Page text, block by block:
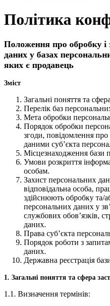
Політика
Положення про обробку і
даних у базах
яких є продавець
Зміст
Загальні поняття та
Перелік баз
Мета обробки
Порядок обробки
згоди, повідомлення про
даними суб’єкта
Місцезнаходження бази
Умови розкриття
особам.
Захист персональних
відповідальна особа,
здійснюють обробку та/
персональних даних у
службових обов’язків,
даних.
Права суб’єкта
Порядок роботи з
даних.
Державна реєстрація
1. Загальні поняття та сфера
1.1. Визначення термінів: